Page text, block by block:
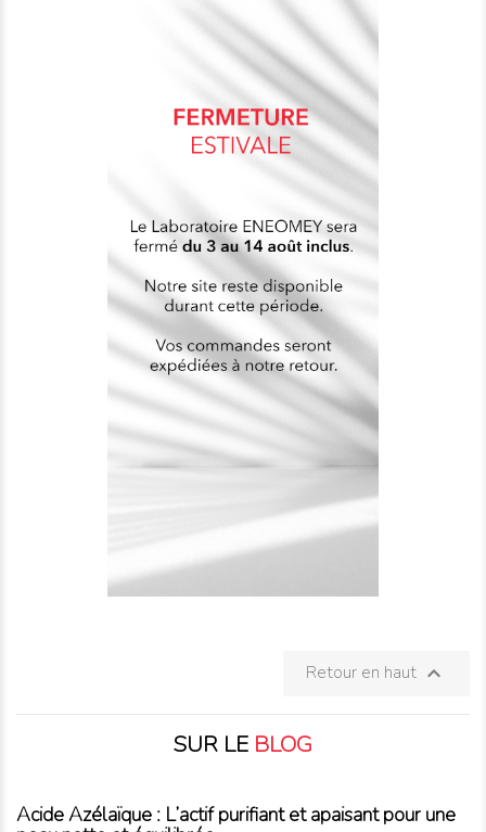
Retour en haut 
SUR LE BLOG
Acide Azélaïque : L’actif purifiant et apaisant pour une